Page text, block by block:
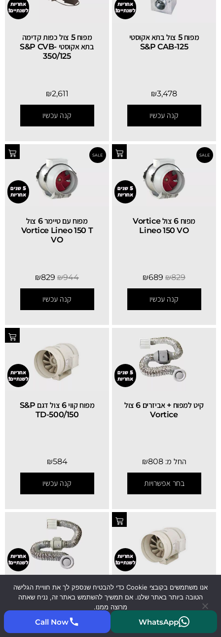
מפוח 5 צול בתא אקוסטי
S&P CAB-125
₪3,478
קנה עכשיו
אחריות
לשנתיים!
מפוח 5 צול כפות קדימה
בתא אקוסטי S&P CVB-
350/125
₪2,611
קנה עכשיו
אחריות
לשנתיים!
‏מפוח 6 צול Vortice
Lineo 150 VO
₪829
₪689
קנה עכשיו
5 שנים
אחריות
‏מפוח עם טיימר 6 צול
Vortice Lineo 150 T
VO
₪944
₪829
קנה עכשיו
5 שנים
אחריות
קיט למפוח + אביזרים 6 צול
Vortice
החל מ: ₪808
בחר אפשרויות
5 שנים
אחריות
מפוח קווי 6 צול דגם S&P
TD-500/150
₪584
קנה עכשיו
אחריות
לשנתיים!
מפוח קווי עם טיימר 6 צול
S&P TD500/150 T
אחריות
לשנתיים!
קיט למפוח כולל אביזרים 6
צול S&P
אחריות
לשנתיים!
WhatsApp
Call Now
אנו משתמשים בקובצי Cookie כדי להבטיח שנספק לך את חוויית הגלישה
הטובה ביותר באתר שלנו. אם תמשיך להשתמש באתר זה, נניח שאתה
מרוצה ממנו.
קיבלתי